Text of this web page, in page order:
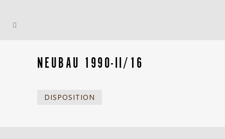
NEUBAU 1990-II/16
DISPOSITION